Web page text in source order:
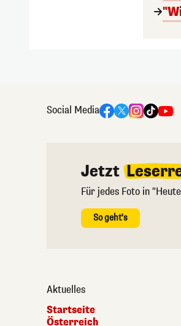
Social Media
Jetzt
Für jedes Foto in
So geht's
Aktuelles
Startseite
Österreich